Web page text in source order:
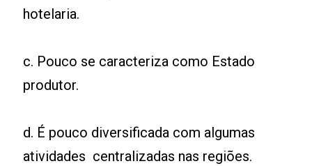
hotelaria.
c. Pouco se caracteriza como Estado
produtor.
d. É pouco diversificada com algumas
atividades centralizadas nas regiões.